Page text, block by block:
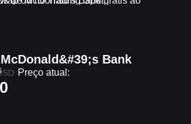
Bank
Preço atual: